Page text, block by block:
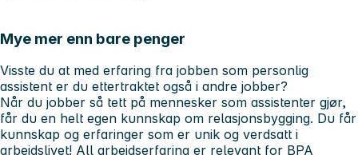
Mye mer enn bare penger
Visste du at med erfaring fra jobben som personlig
assistent er du ettertraktet også i andre jobber?
Når du jobber så tett på mennesker som assistenter gjør,
får du en helt egen kunnskap om relasjonsbygging. Du får
kunnskap og erfaringer som er unik og verdsatt i
arbeidslivet! All arbeidserfaring er relevant for BPA